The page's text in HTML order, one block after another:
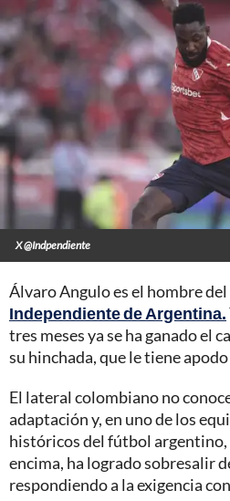
X @Indpendiente
Álvaro Angulo es el hombre
Independiente de Argentina.
tres meses ya se ha ganado el
su hinchada, que le tiene
El lateral colombiano no
adaptación y, en uno de los
históricos del fútbol argentino,
encima, ha logrado sobresalir
respondiendo a la exigencia